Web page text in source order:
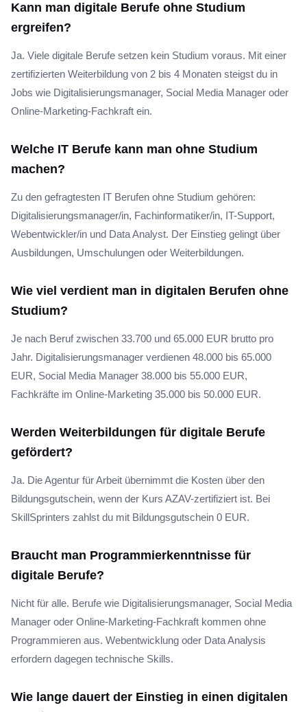
Kann man digitale Berufe ohne Studium
ergreifen?
Ja. Viele digitale Berufe setzen kein Studium voraus. Mit einer
zertifizierten Weiterbildung von 2 bis 4 Monaten steigst du in
Jobs wie Digitalisierungsmanager, Social Media Manager oder
Online-Marketing-Fachkraft ein.
Welche IT Berufe kann man ohne Studium
machen?
Zu den gefragtesten IT Berufen ohne Studium gehören:
Digitalisierungsmanager/in, Fachinformatiker/in, IT-Support,
Webentwickler/in und Data Analyst. Der Einstieg gelingt über
Ausbildungen, Umschulungen oder Weiterbildungen.
Wie viel verdient man in digitalen Berufen ohne
Studium?
Je nach Beruf zwischen 33.700 und 65.000 EUR brutto pro
Jahr. Digitalisierungsmanager verdienen 48.000 bis 65.000
EUR, Social Media Manager 38.000 bis 55.000 EUR,
Fachkräfte im Online-Marketing 35.000 bis 50.000 EUR.
Werden Weiterbildungen für digitale Berufe
gefördert?
Ja. Die Agentur für Arbeit übernimmt die Kosten über den
Bildungsgutschein, wenn der Kurs AZAV-zertifiziert ist. Bei
SkillSprinters zahlst du mit Bildungsgutschein 0 EUR.
Braucht man Programmierkenntnisse für
digitale Berufe?
Nicht für alle. Berufe wie Digitalisierungsmanager, Social Media
Manager oder Online-Marketing-Fachkraft kommen ohne
Programmieren aus. Webentwicklung oder Data Analysis
erfordern dagegen technische Skills.
Wie lange dauert der Einstieg in einen digitalen